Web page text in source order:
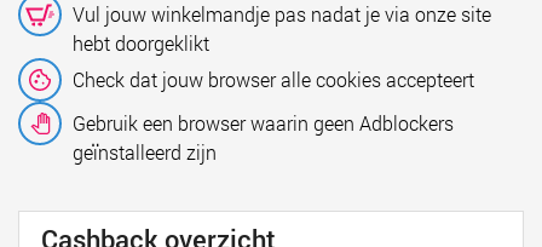
Vul jouw winkelmandje pas nadat je via onze site
hebt doorgeklikt
Check dat jouw browser alle cookies accepteert
Gebruik een browser waarin geen Adblockers
geïnstalleerd zijn
Cashback overzicht